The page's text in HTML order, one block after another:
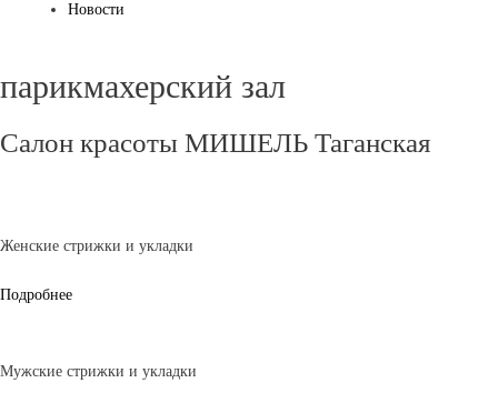
Новости
парикмахерский зал
Салон красоты МИШЕЛЬ Таганская
Женские стрижки и укладки
Подробнее
Мужские стрижки и укладки​​​​